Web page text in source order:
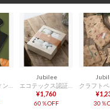
Jubilee
¥1,760
60％OFF
30％